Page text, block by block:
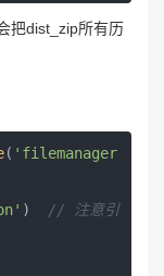
把dist_zip所有历
( 'filemanager
)
// 注意引